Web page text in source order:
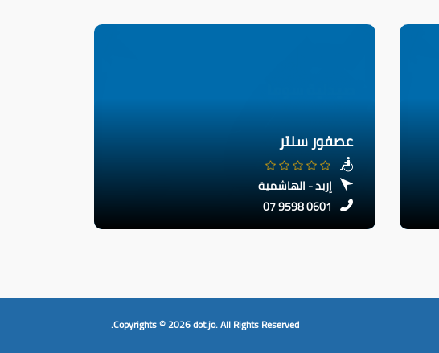
عصفور سنتر
إربد - الهاشمية
07 9598 0601
Copyrights © 2026dot.jo.All Rights Reserved.